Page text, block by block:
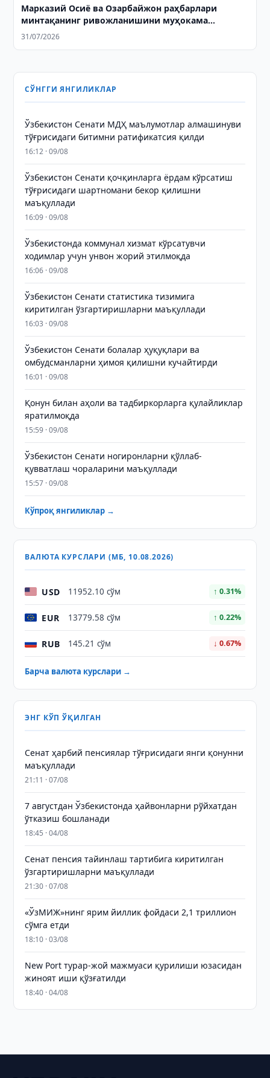
Марказий Осиё ва Озарбайжон раҳбарлари
минтақанинг ривожланишини муҳокама
қилишди ва қўшма декларация қабул қилишди
31/07/2026
СЎНГГИ ЯНГИЛИКЛАР
Ўзбекистон Сенати МДҲ маълумотлар алмашинуви
тўғрисидаги битимни ратификатсия қилди
16:12 · 09/08
Ўзбекистон Сенати қочқинларга ёрдам кўрсатиш
тўғрисидаги шартномани бекор қилишни
маъқуллади
16:09 · 09/08
Ўзбекистонда коммунал хизмат кўрсатувчи
ходимлар учун унвон жорий этилмоқда
16:06 · 09/08
Ўзбекистон Сенати статистика тизимига
киритилган ўзгартиришларни маъқуллади
16:03 · 09/08
Ўзбекистон Сенати болалар ҳуқуқлари ва
омбудсманларни ҳимоя қилишни кучайтирди
16:01 · 09/08
Қонун билан аҳоли ва тадбиркорларга қулайликлар
яратилмоқда
15:59 · 09/08
Ўзбекистон Сенати ногиронларни қўллаб-
қувватлаш чораларини маъқуллади
15:57 · 09/08
Кўпроқ янгиликлар →
ВАЛЮТА КУРСЛАРИ (МБ, 10.08.2026)
USD 11952.10 сўм ↑ 0.31%
EUR 13779.58 сўм ↑ 0.22%
RUB 145.21 сўм ↓ 0.67%
Барча валюта курслари →
ЭНГ КЎП ЎҚИЛГАН
Сенат ҳарбий пенсиялар тўғрисидаги янги қонунни
маъқуллади
21:11 · 07/08
7 августдан Ўзбекистонда ҳайвонларни рўйхатдан
ўтказиш бошланади
18:45 · 04/08
Сенат пенсия тайинлаш тартибига киритилган
ўзгартиришларни маъқуллади
21:30 · 07/08
«ЎзМИЖ»нинг ярим йиллик фойдаси 2,1 триллион
сўмга етди
18:10 · 03/08
New Port турар-жой мажмуаси қурилиши юзасидан
жиноят иши қўзғатилди
18:40 · 04/08